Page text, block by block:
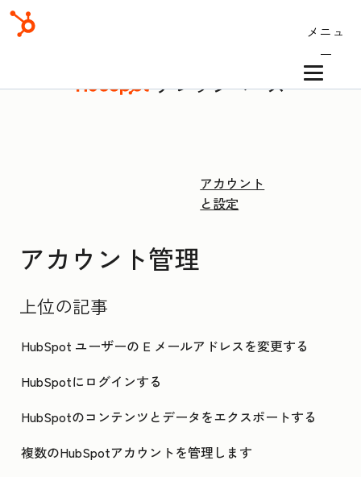
メニュ
ー
ナレッジベース
アカウント
と設定
アカウント管理
上位の記事
HubSpot ユーザーの E メールアドレスを変更する
HubSpotにログインする
HubSpotのコンテンツとデータをエクスポートする
複数のHubSpotアカウントを管理します